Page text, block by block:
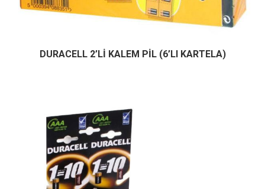
DURACELL 2’Lİ KALEM PİL (6’LI KARTELA)